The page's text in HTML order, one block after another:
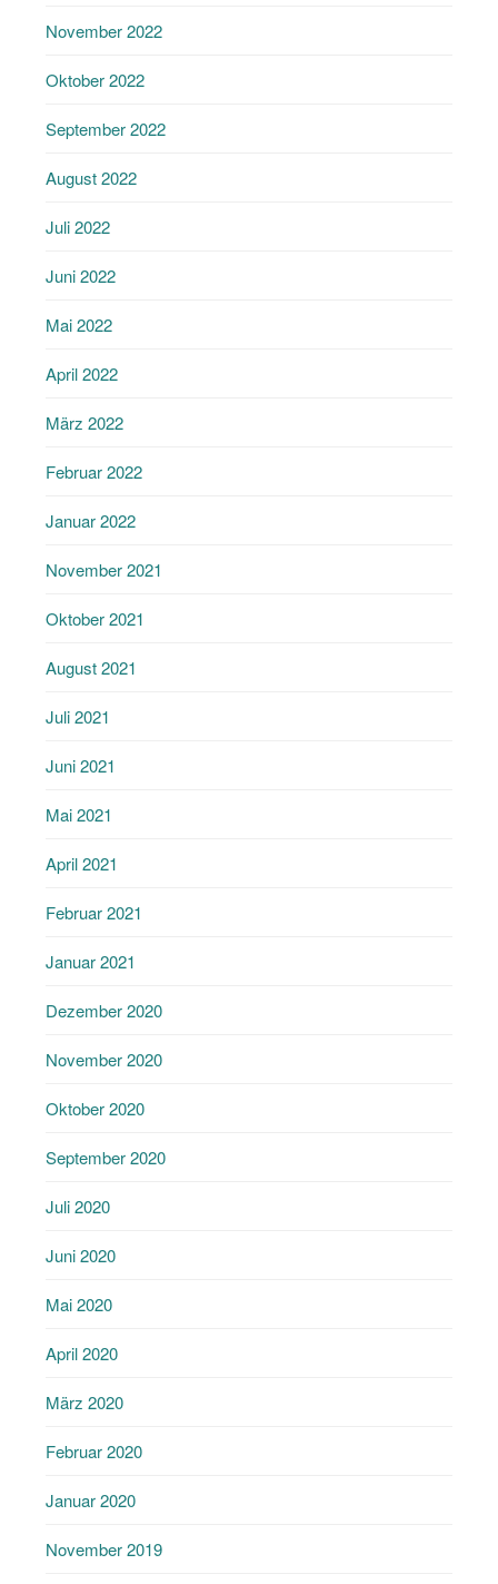
November 2022
Oktober 2022
September 2022
August 2022
Juli 2022
Juni 2022
Mai 2022
April 2022
März 2022
Februar 2022
Januar 2022
November 2021
Oktober 2021
August 2021
Juli 2021
Juni 2021
Mai 2021
April 2021
Februar 2021
Januar 2021
Dezember 2020
November 2020
Oktober 2020
September 2020
Juli 2020
Juni 2020
Mai 2020
April 2020
März 2020
Februar 2020
Januar 2020
November 2019